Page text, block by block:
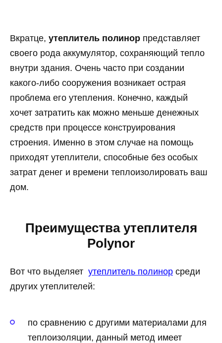
Вкратце, утеплитель полинор представляет
своего рода аккумулятор, сохраняющий тепло
внутри здания. Очень часто при создании
какого-либо сооружения возникает острая
проблема его утепления. Конечно, каждый
хочет затратить как можно меньше денежных
средств при процессе конструирования
строения. Именно в этом случае на помощь
приходят утеплители, способные без особых
затрат денег и времени теплоизолировать ваш
дом.
Преимущества утеплителя
Polynor
Вот что выделяет утеплитель полинор среди
других утеплителей:
по сравнению с другими материалами для
теплоизоляции, данный метод имеет